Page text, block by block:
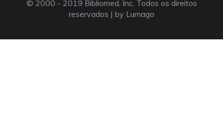
© 2000 - 2019 Bibliomed, Inc. Todos os direitos
reservados | by Lumago